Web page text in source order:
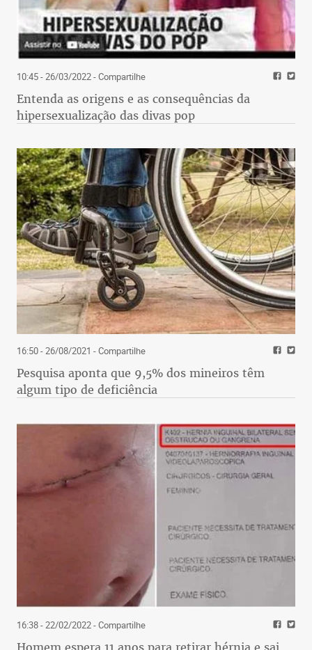
10:45 - 26/03/2022- Compartilhe
Entenda as origens e as consequências da
hipersexualização das divas pop
16:50 - 26/08/2021 - Compartilhe
Pesquisa aponta que 9,5% dos mineiros têm
algum tipo de deficiência
16:38 - 22/02/2022- Compartilhe